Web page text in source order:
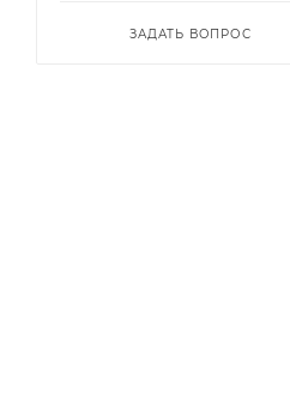
ЗАДАТЬ ВОПРОС